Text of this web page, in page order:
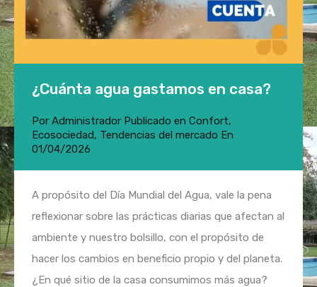
¿Cuánta agua gastamos en casa?
Por Administrador Publicado en Confort,
Ecosociedad, Tendencias del mercado En
01/04/2026
A propósito del Día Mundial del Agua, vale la pena
reflexionar sobre las prácticas diarias que afectan al
ambiente y nuestro bolsillo, con el propósito de
hacer los cambios en beneficio propio y del planeta.
¿En qué sitio de la casa consumimos más agua?